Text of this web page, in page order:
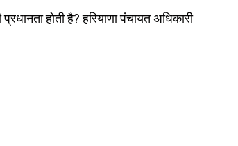
होती है? हरियाणा पंचायत अधिकारी